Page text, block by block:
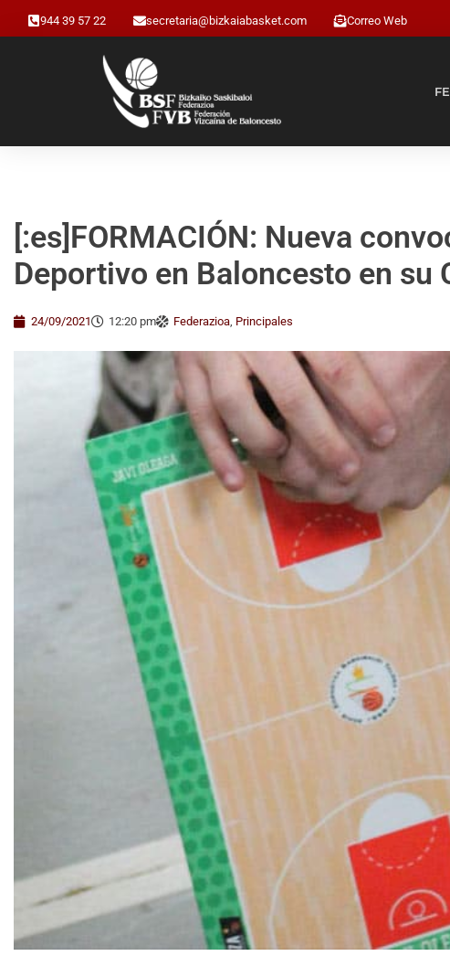
944 39 57 22 secretaria@bizkaiabasket.com Correo Web
[:es]FORMACIÓN: Nueva
Deportivo en Baloncesto en su
24/09/2021 12:20 pm Federazioa, Principales